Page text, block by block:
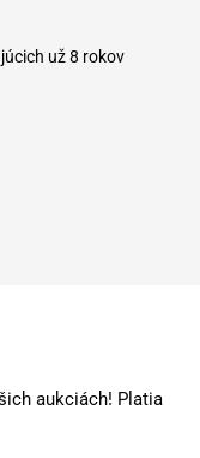
už 8 rokov
aukciách! Platia